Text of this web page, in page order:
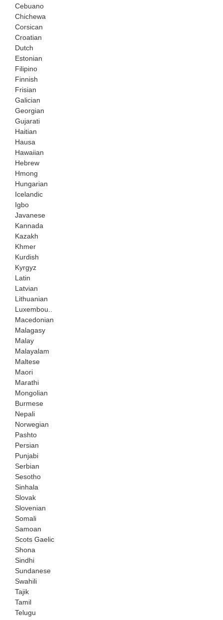
Cebuano
Chichewa
Corsican
Croatian
Dutch
Estonian
Filipino
Finnish
Frisian
Galician
Georgian
Gujarati
Haitian
Hausa
Hawaiian
Hebrew
Hmong
Hungarian
Icelandic
Igbo
Javanese
Kannada
Kazakh
Khmer
Kurdish
Kyrgyz
Latin
Latvian
Lithuanian
Luxembou..
Macedonian
Malagasy
Malay
Malayalam
Maltese
Maori
Marathi
Mongolian
Burmese
Nepali
Norwegian
Pashto
Persian
Punjabi
Serbian
Sesotho
Sinhala
Slovak
Slovenian
Somali
Samoan
Scots Gaelic
Shona
Sindhi
Sundanese
Swahili
Tajik
Tamil
Telugu